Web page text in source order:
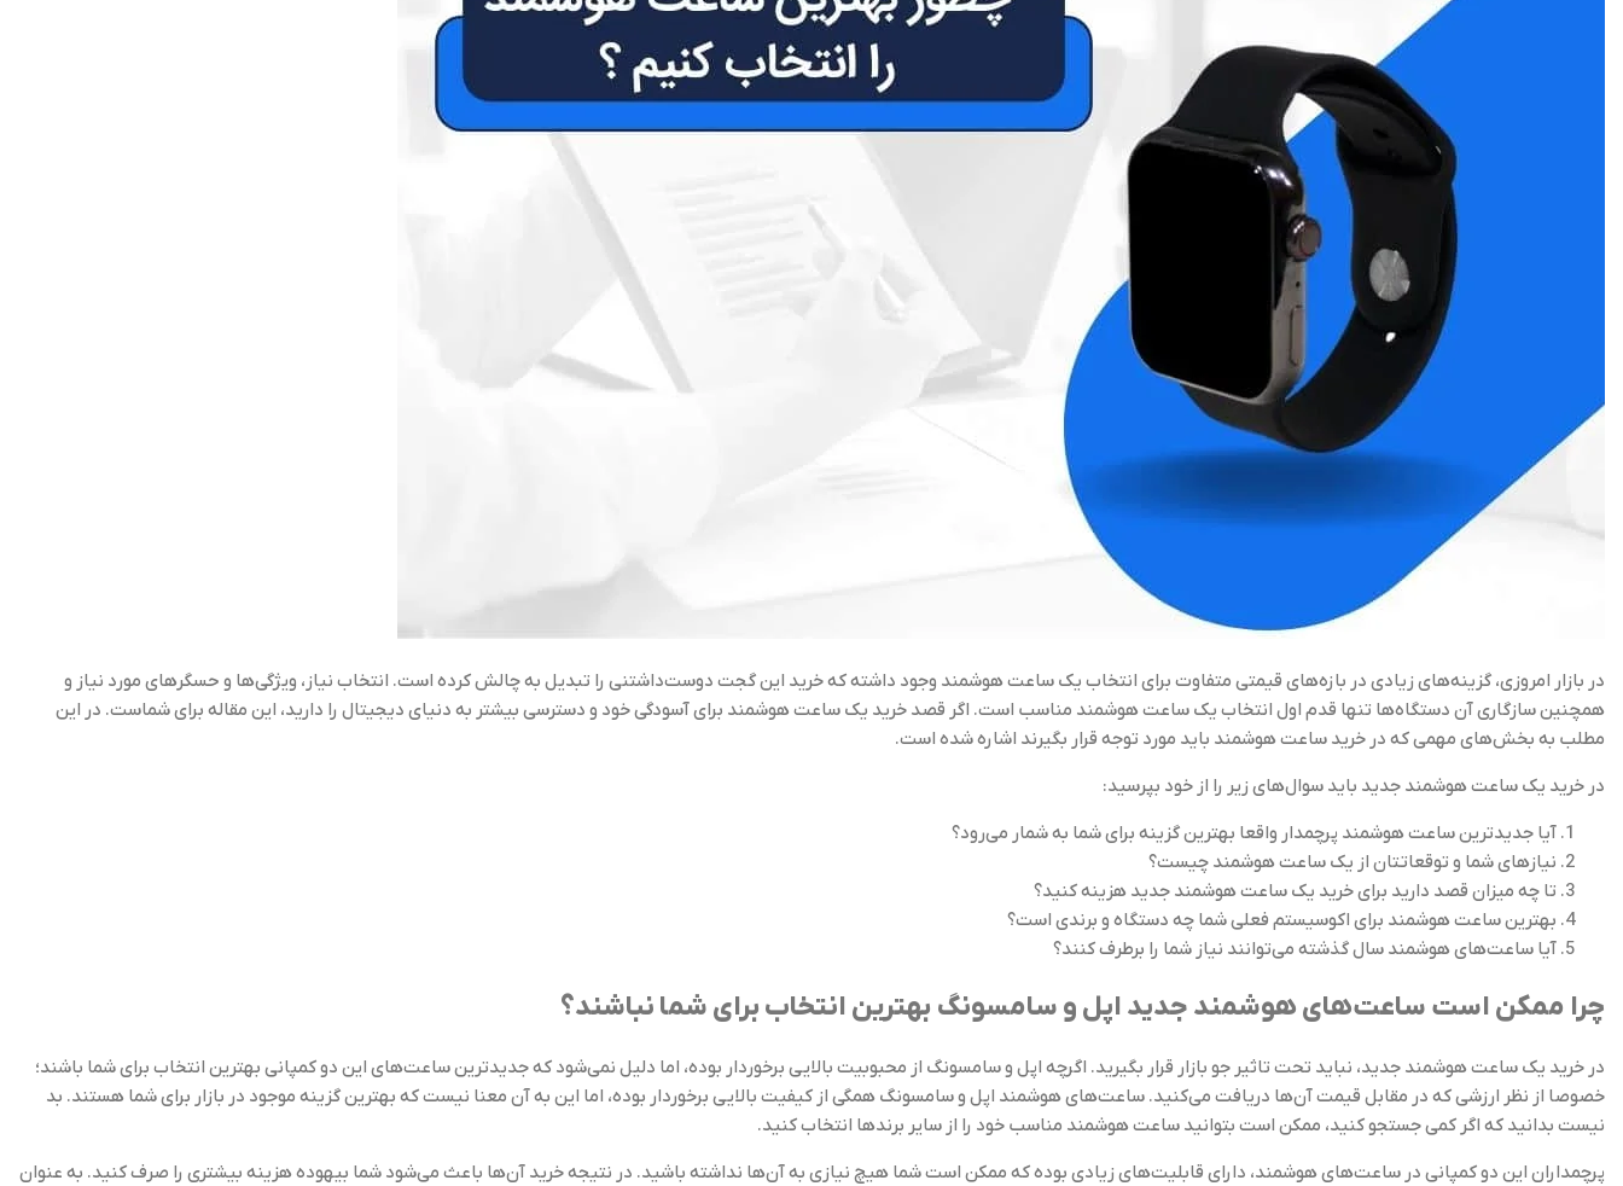
در بازار امروزی، گزینه‌های زیادی در بازه‌های قیمتی متفاوت برای انتخاب یک ساعت هوشمند وجود داشته که خرید این گجت دوست‌داشتنی را تبدیل به چالش کرده است. انتخاب نیاز، ویژگی‌ها و حسگرهای مورد نیاز و
همچنین سازگاری آن دستگاه‌ها تنها قدم اول انتخاب یک ساعت هوشمند مناسب است. اگر قصد خرید یک ساعت هوشمند برای آسودگی خود و دسترسی بیشتر به دنیای دیجیتال را دارید، این مقاله برای شماست. در این
مطلب به بخش‌های مهمی که در خرید ساعت هوشمند باید مورد توجه قرار بگیرند اشاره شده است.
در خرید یک ساعت هوشمند جدید باید سوال‌های زیر را از خود بپرسید:
آیا جدیدترین ساعت هوشمند پرچمدار واقعا بهترین گزینه برای شما به شمار می‌رود؟
نیازهای شما و توقعاتتان از یک ساعت هوشمند چیست؟
تا چه میزان قصد دارید برای خرید یک ساعت هوشمند جدید هزینه کنید؟
بهترین ساعت هوشمند برای اکوسیستم فعلی شما چه دستگاه و برندی است؟
آیا ساعت‌های هوشمند سال گذشته می‌توانند نیاز شما را برطرف کنند؟
چرا ممکن است ساعت‌های هوشمند جدید اپل و سامسونگ بهترین انتخاب برای شما نباشند؟
در خرید یک ساعت هوشمند جدید، نباید تحت تاثیر جو بازار قرار بگیرید. اگرچه اپل و سامسونگ از محبوبیت بالایی برخوردار بوده، اما دلیل نمی‌شود که جدیدترین ساعت‌های این دو کمپانی بهترین انتخاب برای شما باشند؛
خصوصا از نظر ارزشی که در مقابل قیمت آن‌ها دریافت می‌کنید. ساعت‌های هوشمند اپل و سامسونگ همگی از کیفیت بالایی برخوردار بوده، اما این به آن معنا نیست که بهترین گزینه موجود در بازار برای شما هستند. بد
نیست بدانید که اگر کمی جستجو کنید، ممکن است بتوانید ساعت هوشمند مناسب خود را از سایر برندها انتخاب کنید.
پرچمداران این دو کمپانی در ساعت‌های هوشمند، دارای قابلیت‌های زیادی بوده که ممکن است شما هیچ نیازی به آن‌ها نداشته باشید. در نتیجه خرید آن‌ها باعث می‌شود شما بیهوده هزینه بیشتری را صرف کنید. به عنوان